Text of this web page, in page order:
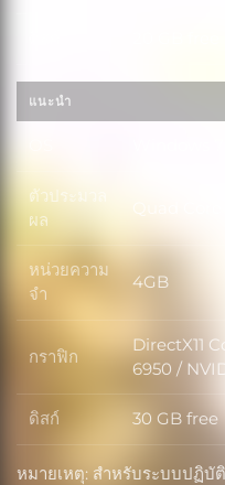
แนะนำ
ตัวประมวล
ผล
ตัวประมวลผล
หน่วยความ
จำ
หน่วยความจำ
4GB
กราฟิก กราฟิก
DirectX11
6950 /
ดิสก์ ดิสก์
30 GB free
หมายเหตุ: สำหรับระบบปฏิบั